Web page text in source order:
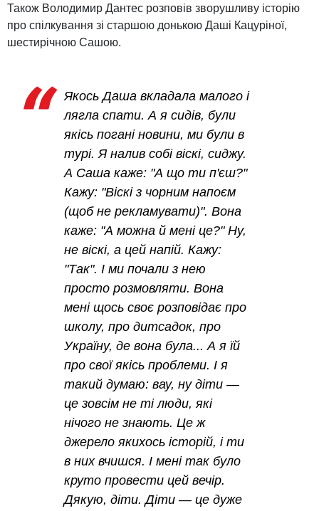
Також Володимир Дантес розповів зворушливу історію
про спілкування зі старшою донькою Даші Кацуріної,
шестирічною Сашою.
Якось Даша вкладала малого і
лягла спати. А я сидів, були
якісь погані новини, ми були в
турі. Я налив собі віскі, сиджу.
А Саша каже: "А що ти п'єш?"
Кажу: "Віскі з чорним напоєм
(щоб не рекламувати)". Вона
каже: "А можна й мені це?" Ну,
не віскі, а цей напій. Кажу:
"Так". І ми почали з нею
просто розмовляти. Вона
мені щось своє розповідає про
школу, про дитсадок, про
Україну, де вона була... А я їй
про свої якісь проблеми. І я
такий думаю: вау, ну діти —
це зовсім не ті люди, які
нічого не знають. Це ж
джерело якихось історій, і ти
в них вчишся. І мені так було
круто провести цей вечір.
Дякую, діти. Діти — це дуже